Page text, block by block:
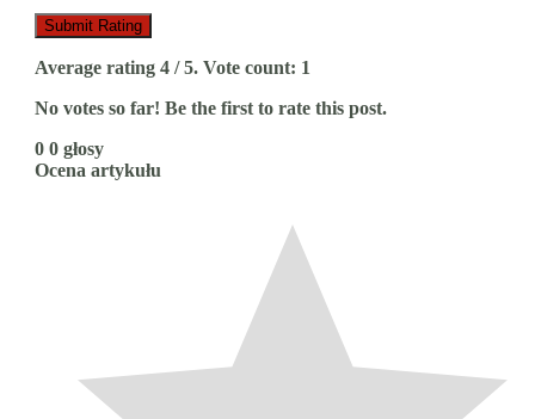
Submit Rating
Average rating 4 / 5. Vote count: 1
No votes so far! Be the first to rate this post.
0 0 głosy
Ocena artykułu